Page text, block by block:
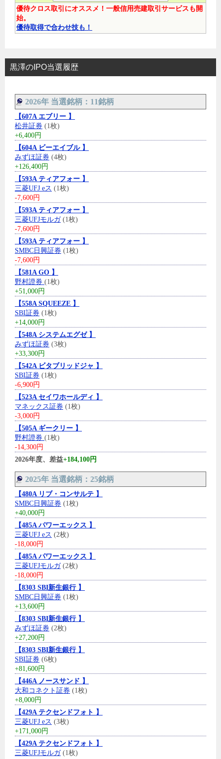
優待クロス取引にオススメ！一般信用売建取引サービスも開
始。
優待取得で合わせ技も！
黒澤のIPO当選履歴
2026年 当選銘柄：11銘柄
【607A エブリー 】
松井証券 (1枚)
+6,400円
【604A ビーエイブル 】
みずほ証券 (4枚)
+126,400円
【593A ティアフォー 】
三菱UFJ eス (1枚)
-7,600円
【593A ティアフォー 】
三菱UFJモルガ(1枚)
-7,600円
【593A ティアフォー 】
SMBC日興証券 (1枚)
-7,600円
【581A GO 】
野村證券 (1枚)
+51,000円
【558A SQUEEZE 】
SBI証券 (1枚)
+14,000円
【548A システムエグゼ 】
みずほ証券 (3枚)
+33,300円
【542A ビタブリッドジャ 】
SBI証券 (1枚)
-6,900円
【523A セイワホールディ 】
マネックス証券 (1枚)
-3,000円
【505A ギークリー 】
野村證券 (1枚)
-14,300円
2026年度、差益+184,100円
2025年 当選銘柄：25銘柄
【480A リブ・コンサルテ 】
SMBC日興証券 (1枚)
+40,000円
【485A パワーエックス 】
三菱UFJ eス (2枚)
-18,000円
【485A パワーエックス 】
三菱UFJモルガ(2枚)
-18,000円
【8303 SBI新生銀行 】
SMBC日興証券 (1枚)
+13,600円
【8303 SBI新生銀行 】
みずほ証券 (2枚)
+27,200円
【8303 SBI新生銀行 】
SBI証券 (6枚)
+81,600円
【446A ノースサンド 】
大和コネクト証券 (1枚)
+8,000円
【429A テクセンドフォト 】
三菱UFJ eス (3枚)
+171,000円
【429A テクセンドフォト 】
三菱UFJモルガ(1枚)